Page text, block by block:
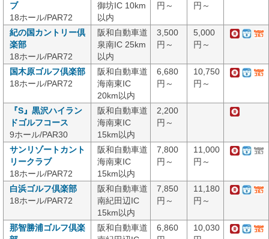
ブ
18ホール/PAR72
御坊IC 10km
以内
円～
円～
紀の国カントリー倶
楽部
18ホール/PAR72
阪和自動車道
泉南IC 25km
以内
3,500
円～
5,000
円～
国木原ゴルフ倶楽部
18ホール/PAR72
阪和自動車道
海南東IC
20km以内
6,680
円～
10,750
円～
『S』黒沢ハイラン
ドゴルフコース
9ホール/PAR30
阪和自動車道
海南東IC
15km以内
2,200
円～
サンリゾートカント
リークラブ
18ホール/PAR72
阪和自動車道
海南東IC
15km以内
7,800
円～
11,000
円～
白浜ゴルフ倶楽部
18ホール/PAR72
阪和自動車道
南紀田辺IC
15km以内
7,850
円～
11,180
円～
那智勝浦ゴルフ倶楽
阪和自動車道
6,860
10,030